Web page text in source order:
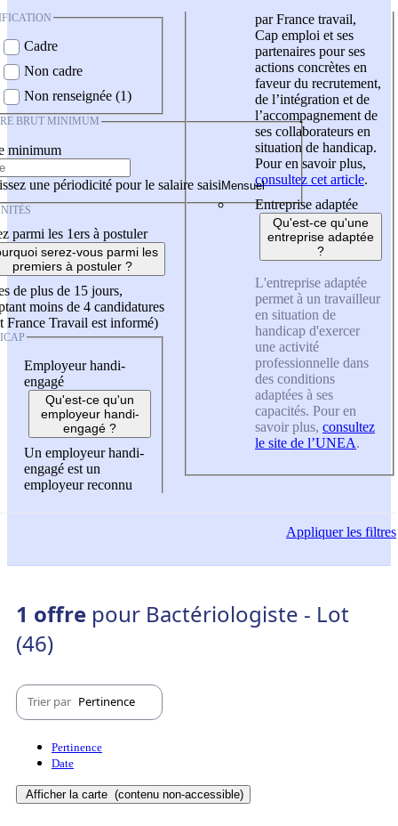
Cadre
Non cadre
Non renseignée (1)
BRUT MINIMUM
minimum
une périodicité pour le salaire saisi
parmi les 1ers à postuler
serez-vous parmi les
premiers à postuler ?
de plus de 15 jours,
moins de 4 candidatures
France Travail est informé)
Employeur handi-
engagé
Qu'est-ce qu'un
employeur handi-
engagé ?
Un employeur handi-
engagé est un
employeur reconnu
par France travail,
Cap emploi et ses
partenaires pour ses
actions concrètes en
faveur du recrutement,
de l’intégration et de
l’accompagnement de
ses collaborateurs en
situation de handicap.
Pour en savoir plus,
consultez cet article.
Entreprise adaptée
Qu'est-ce qu'une
entreprise adaptée
?
L'entreprise adaptée
permet à un travailleur
en situation de
handicap d'exercer
une activité
professionnelle dans
des conditions
adaptées à ses
capacités. Pour en
savoir plus, consultez
le site de l’UNEA.
Appliquerles filtres
1 offre pour Bactériologiste - Lot
(46)
Trier par Pertinence
Pertinence
Date
Afficher la carte (contenu non-accessible)